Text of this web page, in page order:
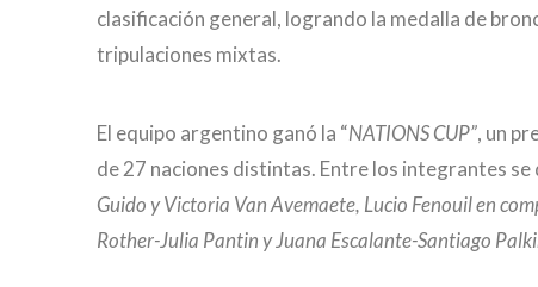
clasificación general, logrando la medalla de
tripulaciones mixtas.
El equipo argentino ganó la “NATIONS CUP”, un
de 27 naciones distintas. Entre los integrantes se
Guido y Victoria Van Avemaete, Lucio Fenouil en
Rother-Julia Pantin y Juana Escalante-Santiago